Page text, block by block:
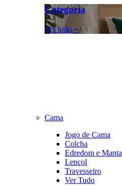
Categoria
Ver tudo >
Cama
Jogo de Cama
Colcha
Edredom e Manta
Lençol
Travesseiro
Ver Tudo